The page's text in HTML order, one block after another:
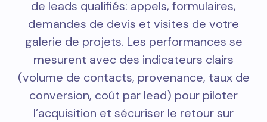
de leads qualifiés: appels, formulaires,
demandes de devis et visites de votre
galerie de projets. Les performances se
mesurent avec des indicateurs clairs
(volume de contacts, provenance, taux de
conversion, coût par lead) pour piloter
l’acquisition et sécuriser le retour sur